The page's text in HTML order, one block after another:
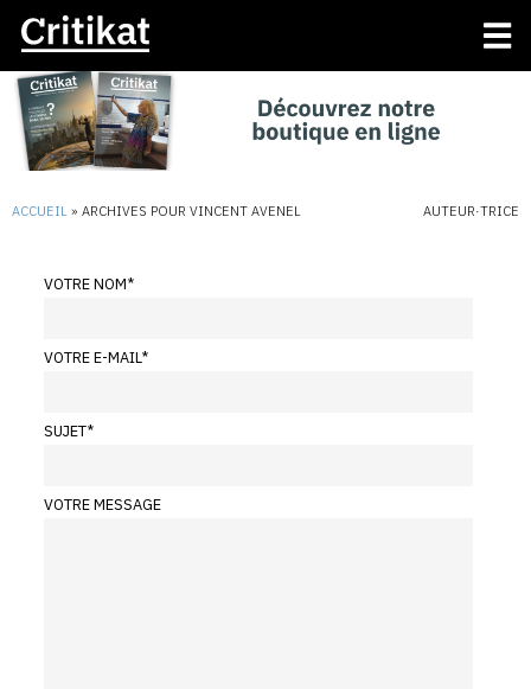
ACCUEIL » ARCHIVES POUR VINCENT AVENEL AUTEUR·TRICE
VOTRE NOM*
VOTRE E-MAIL*
SUJET*
VOTRE MESSAGE